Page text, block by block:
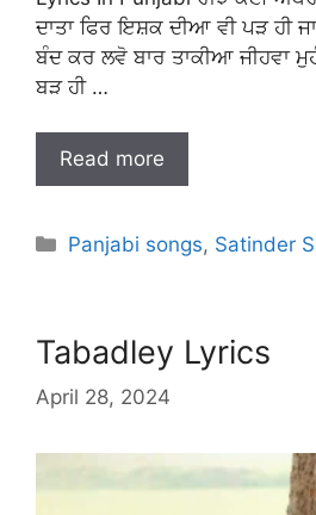
ਦਾਤਾ ਫਿਰ ਇਸ਼ਕ ਦੀਆ ਵੀ ਪੜ ਹੀ
ਬੰਦ ਕਰ ਲਵੋ ਬਾਰ ਤਾਕੀਆ ਜੀਹਵਾ
ਬੜ ਹੀ …
Read more
Categories
Panjabi songs, Satinder
Tabadley Lyrics
April 28, 2024